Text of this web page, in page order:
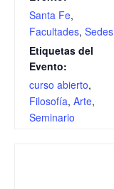
Santa Fe,
Facultades, Sedes
Etiquetas del
Evento:
curso abierto,
Filosofía, Arte,
Seminario